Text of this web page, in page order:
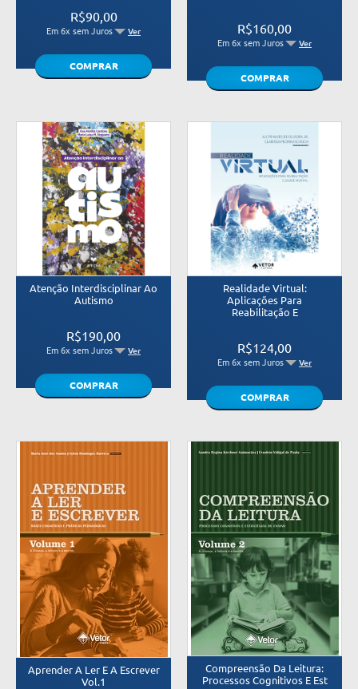
R$90,00
Em 6x sem Juros Ver
COMPRAR
R$160,00
Em 6x sem Juros Ver
COMPRAR
Atenção Interdisciplinar Ao
Autismo
R$190,00
Em 6x sem Juros Ver
COMPRAR
Realidade Virtual:
Aplicações Para
Reabilitação E
R$124,00
Em 6x sem Juros Ver
COMPRAR
Aprender A Ler E A Escrever
Vol.1
Compreensão Da Leitura:
Processos Cognitivos E Est